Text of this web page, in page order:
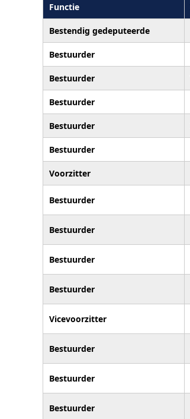
Functie
Bestendig gedeputeerde
Bestuurder
Bestuurder
Bestuurder
Bestuurder
Bestuurder
Voorzitter
Bestuurder
Bestuurder
Bestuurder
Bestuurder
Vicevoorzitter
Bestuurder
Bestuurder
Bestuurder